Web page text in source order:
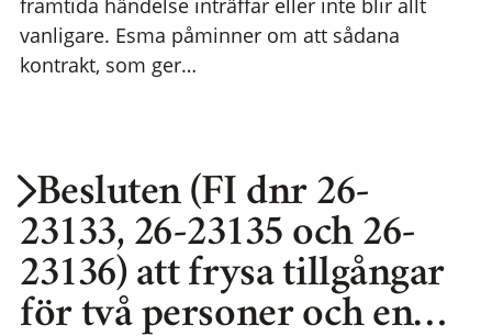
framtida händelse inträffar eller inte blir allt
vanligare. Esma påminner om att sådana
kontrakt, som ger…
Besluten (FI dnr 26-
23133, 26-23135 och 26-
23136) att frysa tillgångar
för två personer och en…